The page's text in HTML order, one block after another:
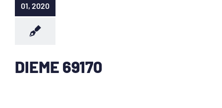
01, 2020
DIEME 69170